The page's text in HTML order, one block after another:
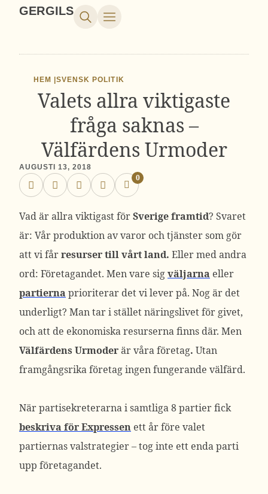
GERGILS
HEM |SVENSK POLITIK
Valets allra viktigaste
fråga saknas –
Välfärdens Urmoder
AUGUSTI 13, 2018
0
Vad är allra viktigast förSverigeframtid? Svaret
är: Vår produktion av varor och tjänster som gör
att vi fårresurser till vårt land. Eller med andra
ord: Företagandet. Men vare sigväljarna eller
partierna prioriterar det vi lever på. Nog är det
underligt? Man tar i stället näringslivet för givet,
och att de ekonomiska resurserna finns där. Men
Välfärdens Urmoderär våra företag. Utan
framgångsrika företag ingen fungerande välfärd.
När partisekreterarna i samtliga 8 partier fick
beskriva för Expressen ett år före valet
partiernas valstrategier – tog inte ett enda parti
upp företagandet.